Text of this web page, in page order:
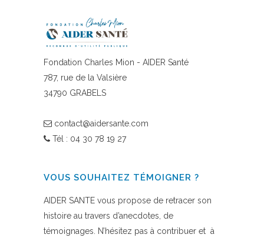
Fondation Charles Mion - AIDER Santé
787, rue de la Valsière
34790 GRABELS
contact@aidersante.com
Tél : 04 30 78 19 27
VOUS SOUHAITEZ TÉMOIGNER ?
AIDER SANTE vous propose de retracer son
histoire au travers d’anecdotes, de
témoignages . N’hésitez pas à contribuer et à